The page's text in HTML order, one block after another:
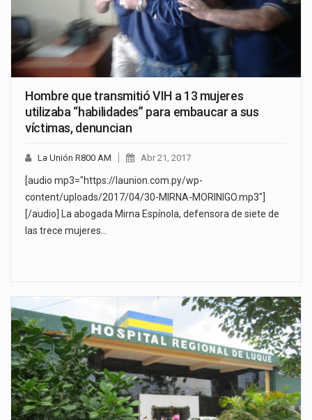
Hombre que transmitió VIH a 13 mujeres
utilizaba “habilidades” para embaucar a sus
víctimas, denuncian
La Unión R800 AM Abr 21, 2017
[audio mp3="https://launion.com.py/wp-
content/uploads/2017/04/30-MIRNA-MORINIGO.mp3"]
[/audio] La abogada Mirna Espínola, defensora de siete de
las trece mujeres…